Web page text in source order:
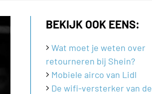
BEKIJK OOK EENS:
Wat moet je weten over
retourneren bij Shein?
Mobiele airco van Lidl
De wifi-versterker van de